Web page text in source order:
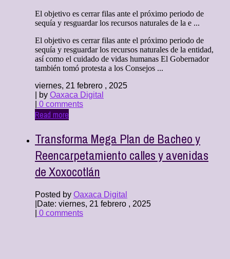
El objetivo es cerrar filas ante el próximo periodo de
sequía y resguardar los recursos naturales de la e ...
El objetivo es cerrar filas ante el próximo periodo de
sequía y resguardar los recursos naturales de la entidad,
así como el cuidado de vidas humanas El Gobernador
también tomó protesta a los Consejos ...
viernes, 21 febrero , 2025
| by Oaxaca Digital
0 comments
Read more
Transforma Mega Plan de Bacheo y
Reencarpetamiento calles y avenidas
de Xoxocotlán
Posted by Oaxaca Digital
Date: viernes, 21 febrero , 2025
0 comments